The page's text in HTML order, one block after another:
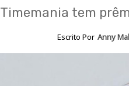
Timemania tem
Escrito Por Anny